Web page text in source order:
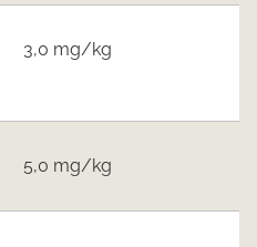
3,0 mg/kg
5,0 mg/kg